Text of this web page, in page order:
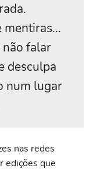
mentiras...
falar
desculpa
num lugar
nas redes
edições que